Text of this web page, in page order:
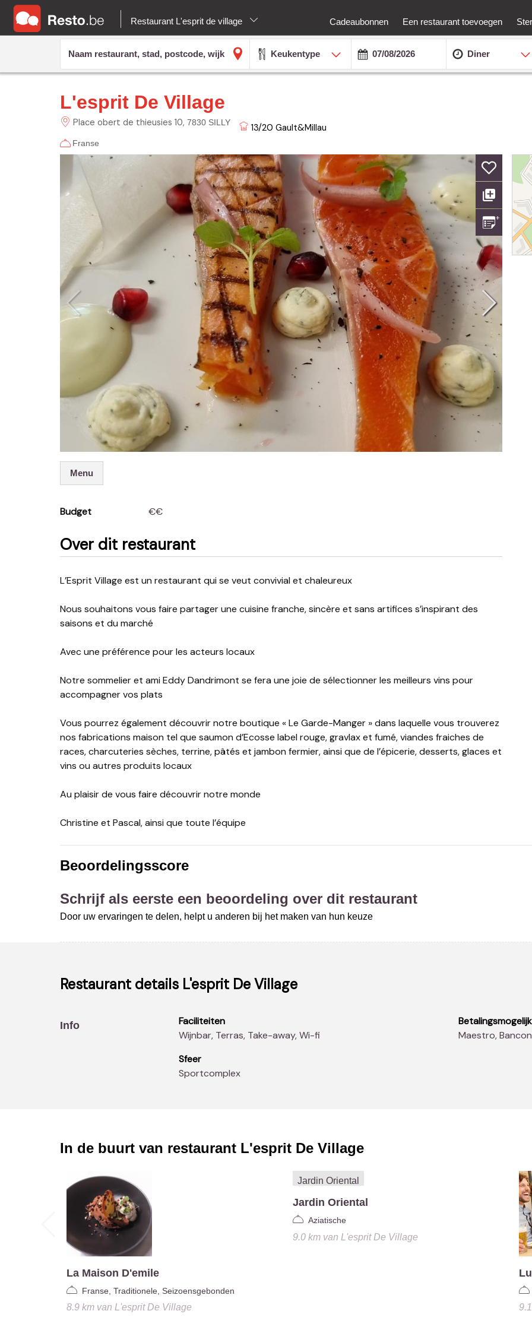
Restaurant L'esprit de village Cadeaubonnen Een restaurant toevoegen
Keukentype Diner
L'esprit De Village
Place obert de thieusies 10 7830 SILLY 13/20 Gault&Millau
Franse
Menu
Budget €€
Over dit restaurant
L’Esprit Village est un restaurant qui se veut convivial et chaleureux
Nous souhaitons vous faire partager une cuisine franche, sincère et sans artifices s’inspirant des
saisons et du marché
Avec une préférence pour les acteurs locaux
Notre sommelier et ami Eddy Dandrimont se fera une joie de sélectionner les meilleurs vins pour
accompagner vos plats
Vous pourrez également découvrir notre boutique « Le Garde-Manger » dans laquelle vous trouverez
nos fabrications maison tel que saumon d’Ecosse label rouge, gravlax et fumé, viandes fraiches de
races, charcuteries sèches, terrine, pâtés et jambon fermier, ainsi que de l’épicerie, desserts, glaces et
vins ou autres produits locaux
Au plaisir de vous faire découvrir notre monde
Christine et Pascal, ainsi que toute l’équipe
Beoordelingsscore
Schrijf als eerste een beoordeling over dit restaurant
Door uw ervaringen te delen, helpt u anderen bij het maken van hun keuze
Restaurant details L'esprit De Village
Info
Faciliteiten
Wijnbar, Terras, Take-away, Wi-fi
Sfeer
Sportcomplex
Maestro,
In de buurt van restaurant L'esprit De Village
La Maison D'emile
Franse, Traditionele, Seizoensgebonden
8.9 kmvan L'esprit De Village
Jardin Oriental
Aziatische
9.0 kmvan L'esprit De Village